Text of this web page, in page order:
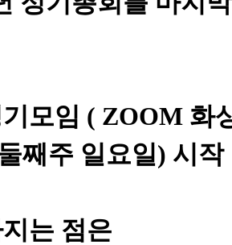
모임 ( ZOOM 화
째주 일요일) 시작
는 점은